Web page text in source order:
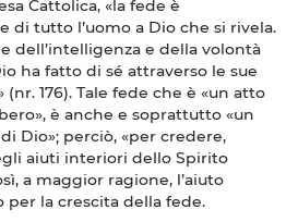
Cattolica, «la fede è
di tutto l’uomo a Dio che si rivela.
dell’intelligenza e della volontà
ha fatto di sé attraverso le sue
176). Tale fede che è «un atto
è anche e soprattutto «un
Dio»; perciò, «per credere,
aiuti interiori dello Spirito
a maggior ragione, l’aiuto
per la crescita della fede.